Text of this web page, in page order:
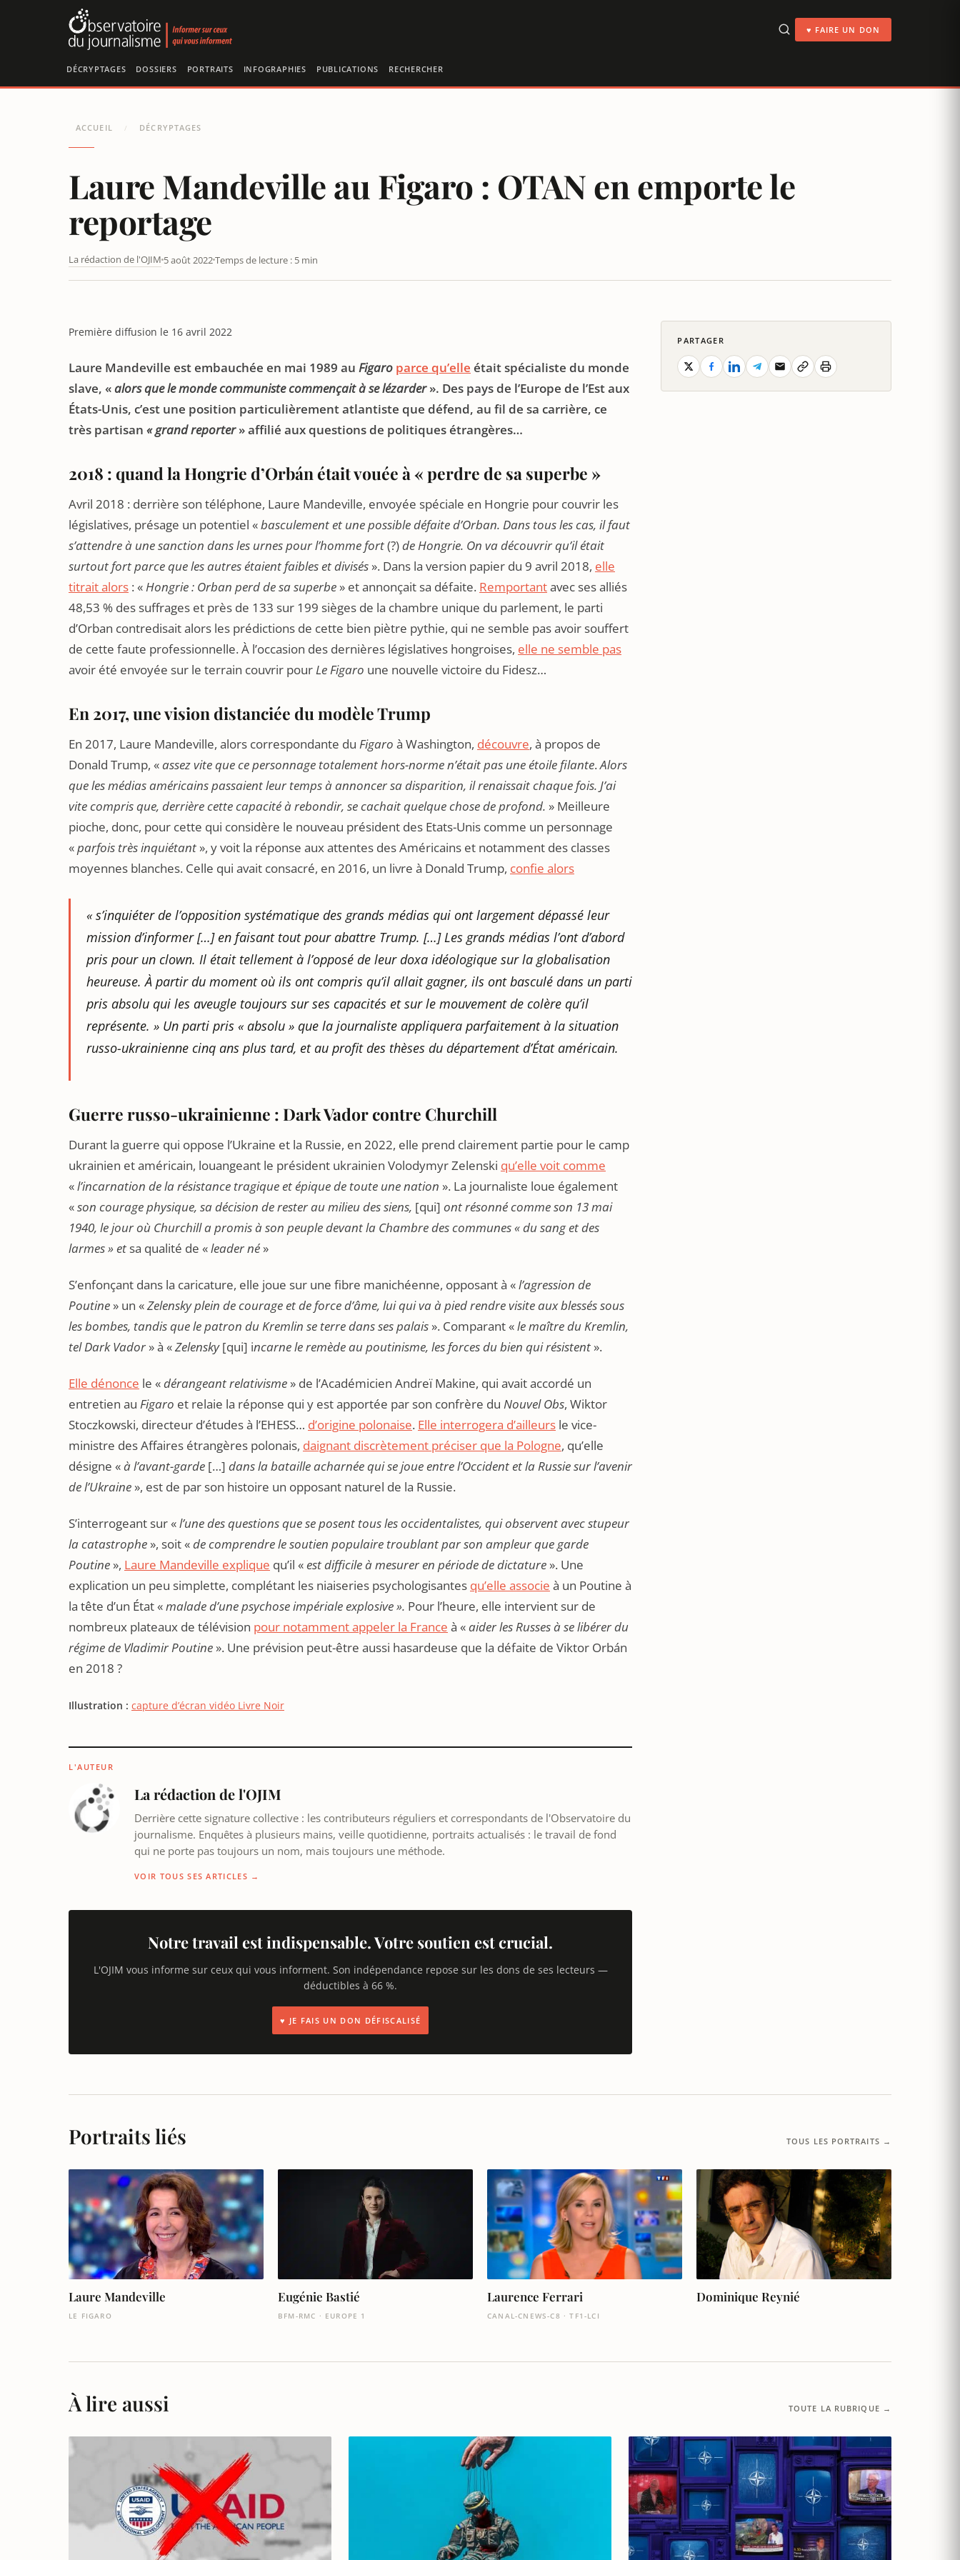
♥ FAIRE UN DON
DÉCRYPTAGES DOSSIERS PORTRAITS INFOGRAPHIES PUBLICATIONS RECHERCHER
ACCUEIL / DÉCRYPTAGES
Laure Mandeville au Figaro : OTAN en emporte le
reportage
La rédaction de l'OJIM 5 août 2022Temps de lecture : 5 min
LAURE MANDEVILLE AU FIGARO : OTAN EN EMPORTE LE REPORTAGE
Première diffusion le 16 avril 2022
Laure Mandeville est embauchée en mai 1989 au Figaro parce qu’elle était spécialiste du monde
slave, «alors que le monde communiste commençait à se lézarder». Des pays de l’Europe de l’Est aux
États-Unis, c’est une position particulièrement atlantiste que défend, au fil de sa carrière, ce
très partisan « grand reporter» affilié aux questions de politiques étrangères…
2018 : quand la Hongrie d’Orbán était vouée à « perdre de sa superbe »
Avril 2018 : derrière son téléphone, Laure Mandeville, envoyée spéciale en Hongrie pour couvrir les
législatives, présage un potentiel «basculement et une possible défaite d’Orban. Dans tous les cas, il faut
s’attendre à une sanction dans les urnes pour l’homme fort(?)de Hongrie. On va découvrir qu’il était
surtout fort parce que les autres étaient faibles et divisés ». Dans la version papier du 9 avril 2018, elle
titrait alors : «Hongrie : Orban perd de sa superbe » et annonçait sa défaite. Remportantavec ses alliés
48,53 % des suffrages et près de 133 sur 199 sièges de la chambre unique du parlement, le parti
d’Orban contredisait alors les prédictions de cette bien piètre pythie, qui ne semble pas avoir souffert
de cette faute professionnelle. À l’occasion des dernières législatives hongroises, elle ne semble pas
avoir été envoyée sur le terrain couvrir pourLe Figaro une nouvelle victoire du Fidesz…
En 2017, une vision distanciée du modèle Trump
En 2017, Laure Mandeville, alors correspondante du Figaro à Washington, découvre, à propos de
Donald Trump, «assez vite que ce personnage totalement hors-norme n’était pas une étoile filante.Alors
que les médias américains passaient leur temps à annoncer sa disparition, il renaissait chaque fois. J’ai
vite compris que, derrière cette capacité à rebondir, se cachait quelque chose de profond. » Meilleure
pioche, donc, pour cette qui considère le nouveau président des Etats-Unis comme un personnage
«parfois très inquiétant », y voit la réponse aux attentes des Américains et notamment des classes
moyennes blanches. Celle qui avait consacré, en 2016, un livre à Donald Trump, confie alors
« s’inquiéter de l’opposition systématique des grands médias qui ont largement dépassé leur
mission d’informer[…] en faisant tout pour abattre Trump. […]Les grands médias l’ont d’abord
pris pour un clown. Il était tellement à l’opposé de leur doxa idéologique sur la globalisation
heureuse. À partir du moment où ils ont compris qu’il allait gagner, ils ont basculé dans un parti
pris absolu qui les aveugle toujours sur ses capacités et sur le mouvement de colère qu’il
représente. » Un parti pris « absolu » que la journaliste appliquera parfaitement à la situation
russo-ukrainienne cinq ans plus tard, et au profit des thèses du département d’État américain.
Guerre russo-ukrainienne : Dark Vador contre Churchill
Durant la guerre qui oppose l’Ukraine et la Russie, en 2022, elle prend clairement partie pour le camp
ukrainien et américain, louangeant le président ukrainien Volodymyr Zelenski qu’elle voit comme
«l’incarnation de la résistance tragique et épique de toute une nation ». La journaliste loue également
«son courage physique, sa décision de rester au milieu des siens, [qui] ont résonné comme son 13 mai
1940, le jour où Churchill a promis à son peuple devant la Chambre des communes « du sang et des
larmes » et sa qualité de «leader né »
S’enfonçant dans la caricature, elle joue sur une fibre manichéenne, opposant à «l’agression de
Poutine » un «Zelensky plein de courage et de force d’âme, lui qui va à pied rendre visite aux blessés sous
les bombes, tandis que le patron du Kremlin se terre dans ses palais ». Comparant «le maître du Kremlin,
tel Dark Vador » à «Zelensky[qui] incarne le remède au poutinisme, les forces du bien qui résistent ».
Elle dénonce le «dérangeant relativisme » de l’Académicien Andreï Makine, qui avait accordé un
entretien au Figaro et relaie la réponse qui y est apportée par son confrère du Nouvel Obs, Wiktor
Stoczkowski, directeur d’études à l’EHESS… d’origine polonaise. Elle interrogera d’ailleurs le vice-
ministre des Affaires étrangères polonais, daignant discrètement préciser que la Pologne, qu’elle
désigne «à l’avant-garde […] dans la bataille acharnée qui se joue entre l’Occident et la Russie sur l’avenir
de l’Ukraine », est de par son histoire un opposant naturel de la Russie.
S’interrogeant sur «l’une des questions que se posent tous les occidentalistes, qui observent avec stupeur
la catastrophe », soit «de comprendre le soutien populaire troublant par son ampleur que garde
Poutine », Laure Mandeville explique qu’il «est difficile à mesurer en période de dictature ». Une
explication un peu simplette, complétant les niaiseries psychologisantes qu’elle associe à un Poutine à
la tête d’un État «malade d’une psychose impériale explosive ». Pour l’heure, elle intervient sur de
nombreux plateaux de télévision pour notamment appeler la France à «aider les Russes à se libérer du
régime de Vladimir Poutine ». Une prévision peut-être aussi hasardeuse que la défaite de Viktor Orbán
en 2018 ?
Illustration : capture d’écran vidéo Livre Noir
L'AUTEUR
La rédaction de l'OJIM
Derrière cette signature collective : les contributeurs réguliers et correspondants de l'Observatoire du
journalisme. Enquêtes à plusieurs mains, veille quotidienne, portraits actualisés : le travail de fond
qui ne porte pas toujours un nom, mais toujours une méthode.
VOIR TOUS SES ARTICLES →
Notre travail est indispensable. Votre soutien est crucial.
L'OJIM vous informe sur ceux qui vous informent. Son indépendance repose sur les dons de ses lecteurs —
déductibles à 66 %.
♥ JE FAIS UN DON DÉFISCALISÉ
PARTAGER
Portraits liés TOUS LES PORTRAITS →
Laure Mandeville
LE FIGARO
Eugénie Bastié
BFM-RMC · EUROPE 1
Laurence Ferrari
CANAL-CNEWS-C8 · TF1-LCI
Dominique Reynié
À lire aussi TOUTE LA RUBRIQUE →
Panneau de gestion des cookies